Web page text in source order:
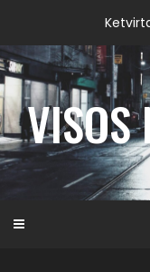
content
VISOS